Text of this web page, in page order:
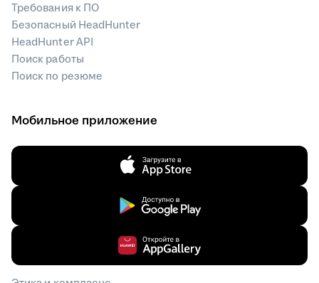
Требования к ПО
Безопасный HeadHunter
HeadHunter API
Поиск работы
Поиск по резюме
Мобильное приложение